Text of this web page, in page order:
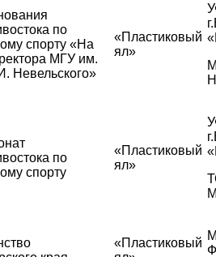
по
спорту «На
МГУ им.
Невельского»
«Пластиковый
ял»
по
спорту
«Пластиковый
ял»
«Пластиковый